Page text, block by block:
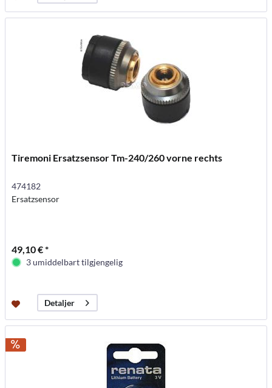
Tiremoni Ersatzsensor Tm-240/260 vorne rechts
474182
Ersatzsensor
49,10 € *
3 umiddelbart tilgjengelig
Detaljer